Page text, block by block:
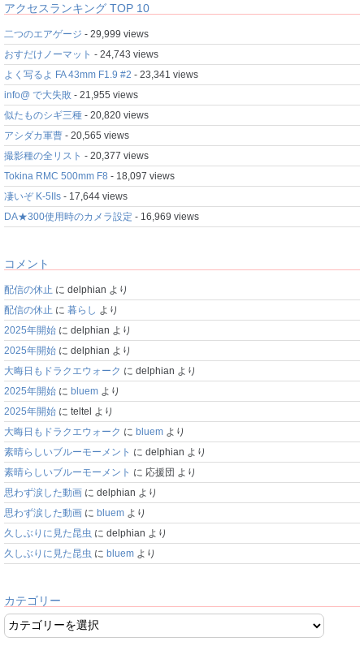
アクセスランキング TOP 10
二つのエアゲージ - 29,999 views
おすだけノーマット - 24,743 views
よく写るよ FA 43mm F1.9 #2 - 23,341 views
info@ で大失敗 - 21,955 views
似たものシギ三種 - 20,820 views
アシダカ軍曹 - 20,565 views
撮影種の全リスト - 20,377 views
Tokina RMC 500mm F8 - 18,097 views
凄いぞ K-5IIs - 17,644 views
DA★300使用時のカメラ設定 - 16,969 views
コメント
配信の休止 に delphian より
配信の休止 に 暮らし より
2025年開始 に delphian より
2025年開始 に delphian より
大晦日もドラクエウォーク に delphian より
2025年開始 に bluem より
2025年開始 に teltel より
大晦日もドラクエウォーク に bluem より
素晴らしいブルーモーメント に delphian より
素晴らしいブルーモーメント に 応援団 より
思わず涙した動画 に delphian より
思わず涙した動画 に bluem より
久しぶりに見た昆虫 に delphian より
久しぶりに見た昆虫 に bluem より
カテゴリー